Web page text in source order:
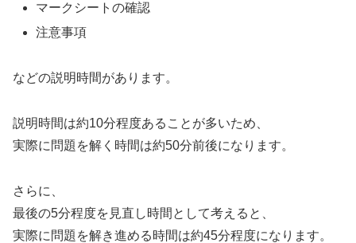
マークシートの確認
注意事項
などの説明時間があります。
説明時間は約10分程度あることが多いため、
実際に問題を解く時間は約50分前後になります。
さらに、
最後の5分程度を見直し時間として考えると、
実際に問題を解き進める時間は約45分程度になります。